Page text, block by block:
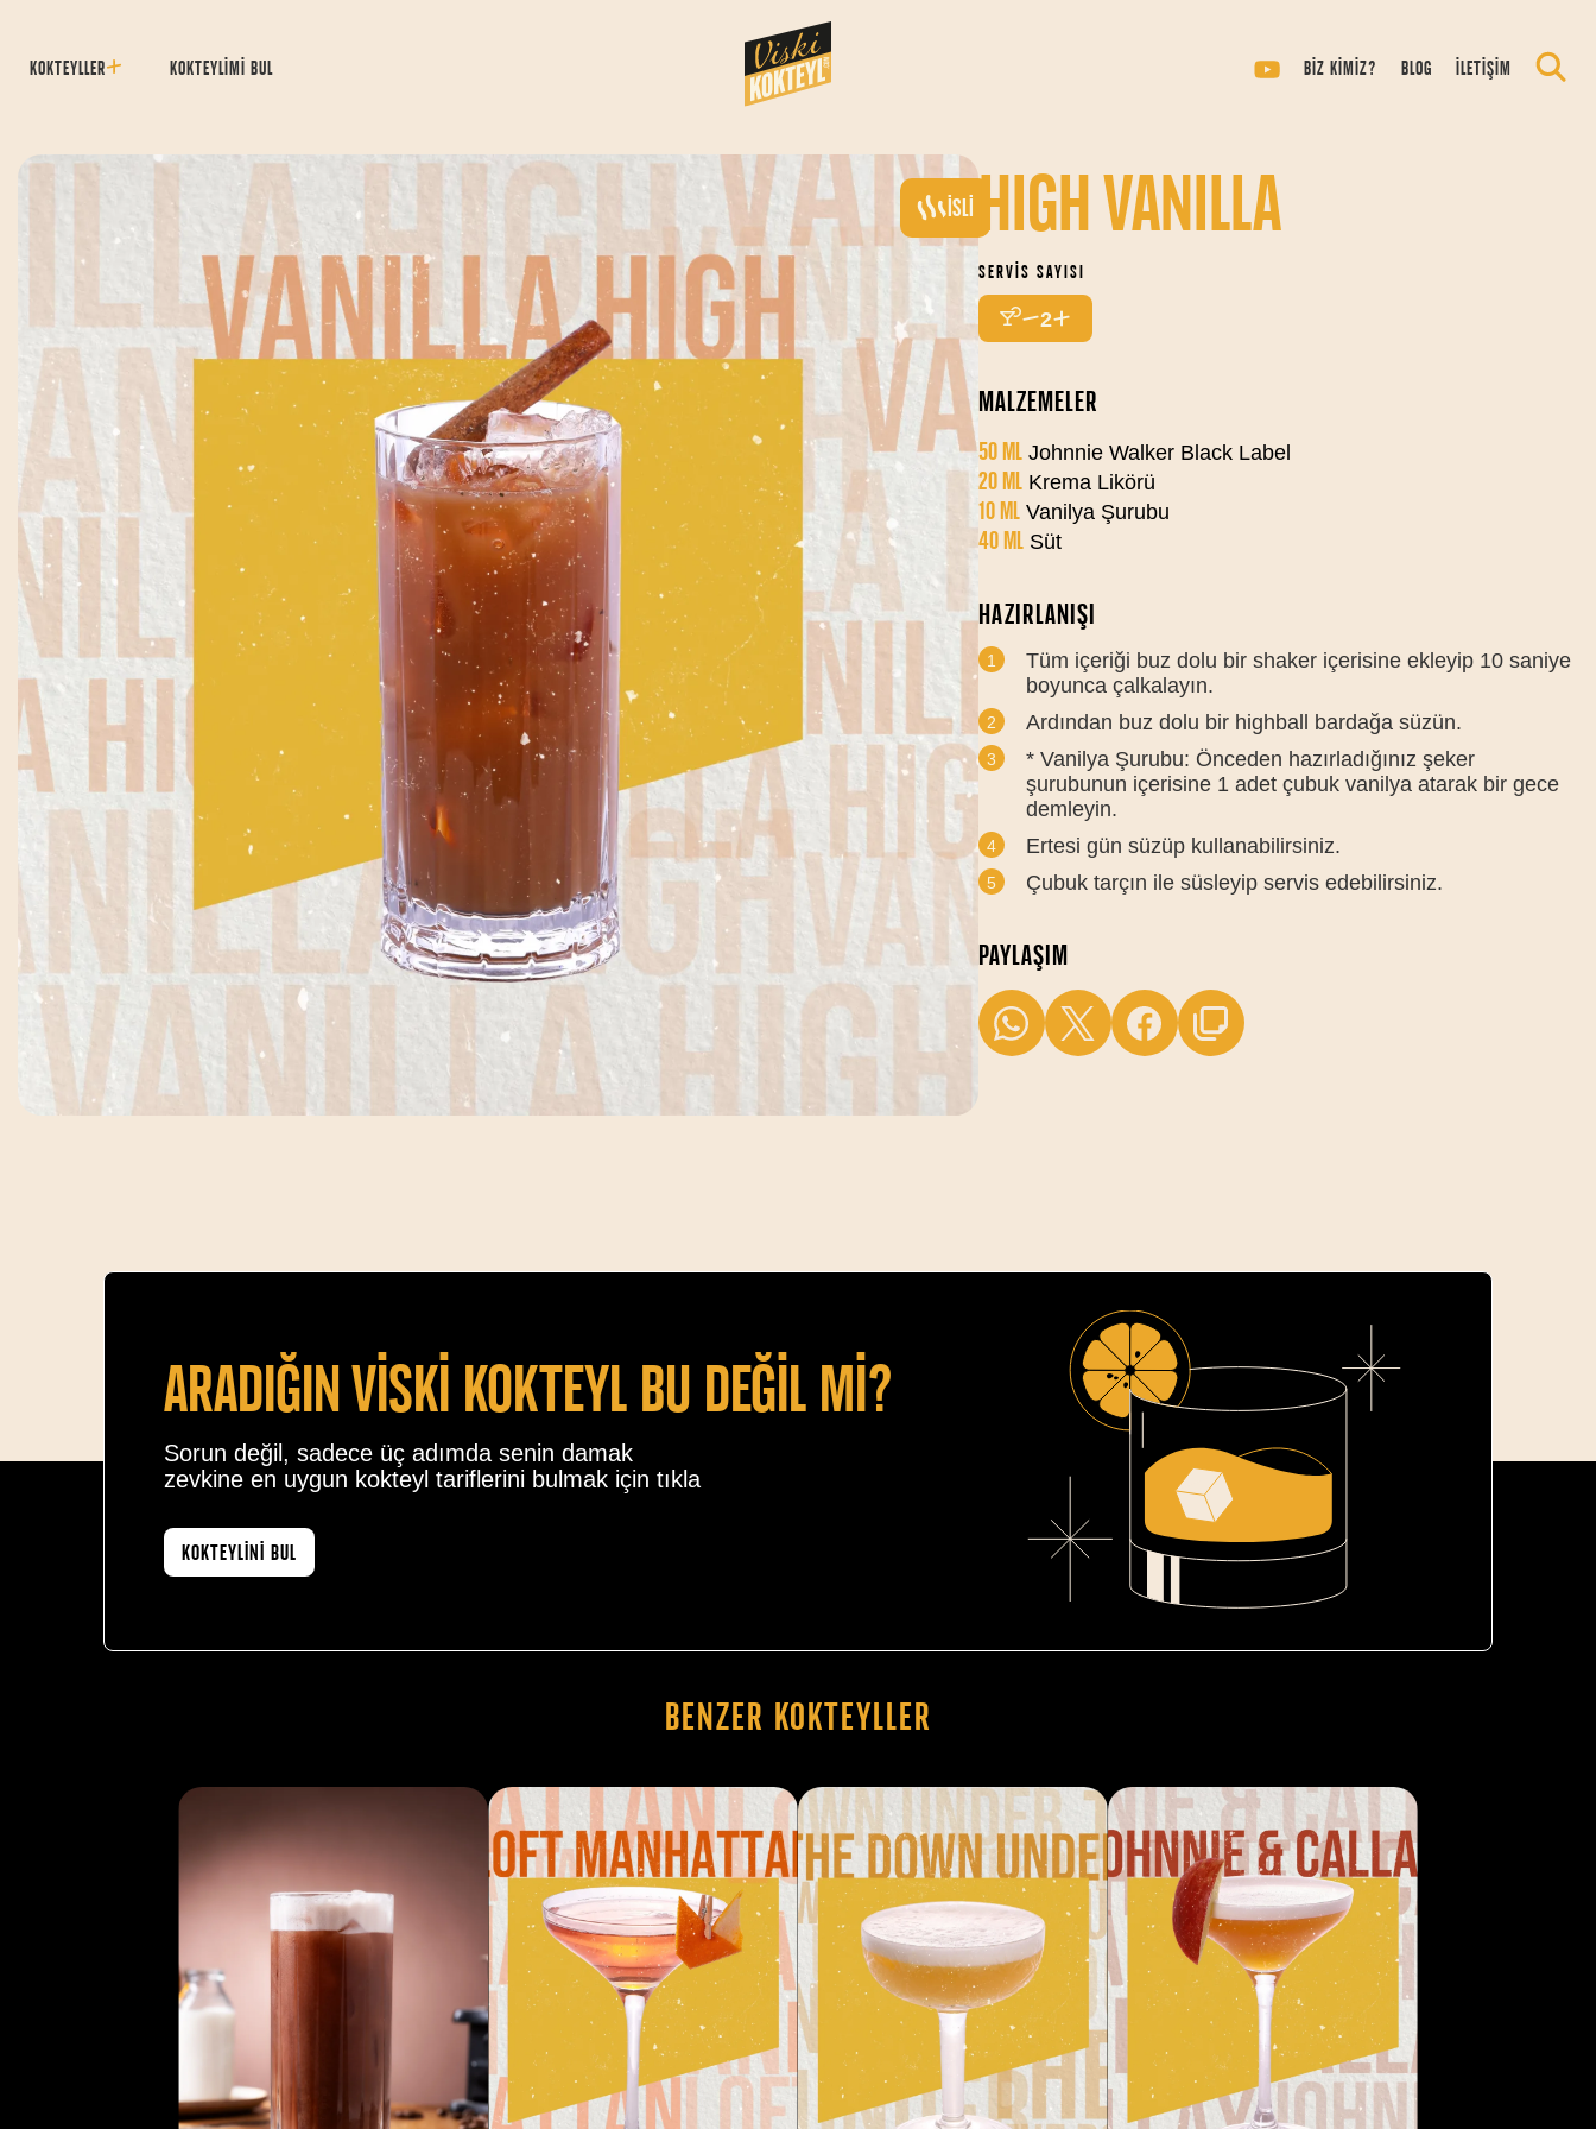
KOKTEYLLER KOKTEYLİMİ BUL BİZ KİMİZ? BLOG İLETİŞİM
İSLIHIGH VANILLA
SERVIS SAYISI
2
MALZEMELER
50 MLJohnnie Walker Black Label
20 MLKrema Likörü
10 MLVanilya Şurubu
40 MLSüt
HAZIRLANIŞI
Tüm içeriği buz dolu bir shaker içerisine ekleyip 10 saniye
boyunca çalkalayın.
Ardından buz dolu bir highball bardağa süzün.
* Vanilya Şurubu: Önceden hazırladığınız şeker
şurubunun içerisine 1 adet çubuk vanilya atarak bir gece
demleyin.
Ertesi gün süzüp kullanabilirsiniz.
Çubuk tarçın ile süsleyip servis edebilirsiniz.
PAYLAŞIM
Aradiğin vİskİ kokteyl bu değİl mİ?
Sorun değil, sadece üç adımda senin damak
zevkine en uygun kokteyl tariflerini bulmak için tıkla
KOKTEYLİNİ BUL
Benzer Kokteyller